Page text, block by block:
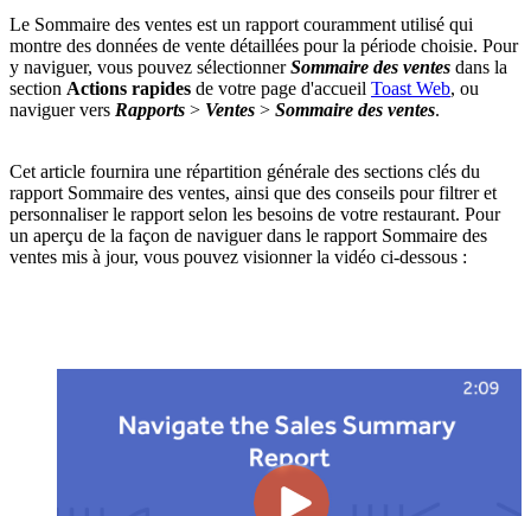
Le Sommaire des ventes est un rapport couramment utilisé qui
montre des données de vente détaillées pour la période choisie. Pour
y naviguer, vous pouvez sélectionnerSommaire des ventes dans la
section Actions rapides de votre page d'accueil Toast Web, ou
naviguer vers Rapports > Ventes > Sommaire des ventes.
Cet article fournira une répartition générale des sections clés du
rapport Sommaire des ventes, ainsi que des conseils pour filtrer et
personnaliser le rapport selon les besoins de votre restaurant. Pour
un aperçu de la façon de naviguer dans le rapport Sommaire des
ventes mis à jour, vous pouvez visionner la vidéo ci-dessous :